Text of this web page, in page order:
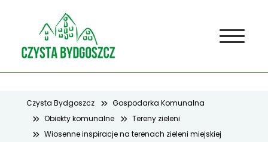
Czysta Bydgoszcz
Gospodarka Komunalna
Obiekty komunalne
Tereny zieleni
Wiosenne inspiracje na terenach zieleni miejskiej